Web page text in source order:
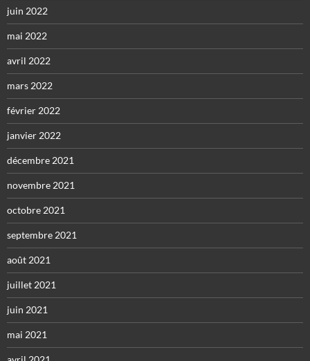
juin 2022
mai 2022
avril 2022
mars 2022
février 2022
janvier 2022
décembre 2021
novembre 2021
octobre 2021
septembre 2021
août 2021
juillet 2021
juin 2021
mai 2021